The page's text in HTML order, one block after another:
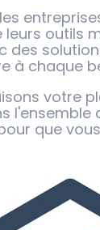
leurs outils
des
à chaque
votre
l'ensemble
que